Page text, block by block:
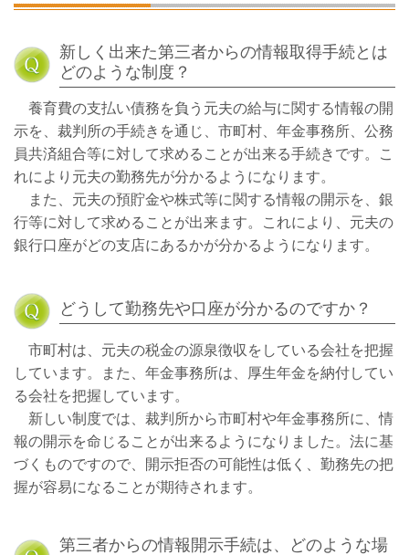
新しく出来た第三者からの情報取得手続とは
どのような制度？
養育費の支払い債務を負う元夫の給与に関する情報の開
示を、裁判所の手続きを通じ、市町村、年金事務所、公務
員共済組合等に対して求めることが出来る手続きです。こ
れにより元夫の勤務先が分かるようになります。
また、元夫の預貯金や株式等に関する情報の開示を、銀
行等に対して求めることが出来ます。これにより、元夫の
銀行口座がどの支店にあるかが分かるようになります。
どうして勤務先や口座が分かるのですか？
市町村は、元夫の税金の源泉徴収をしている会社を把握
しています。また、年金事務所は、厚生年金を納付してい
る会社を把握しています。
新しい制度では、裁判所から市町村や年金事務所に、情
報の開示を命じることが出来るようになりました。法に基
づくものですので、開示拒否の可能性は低く、勤務先の把
握が容易になることが期待されます。
第三者からの情報開示手続は、どのような場